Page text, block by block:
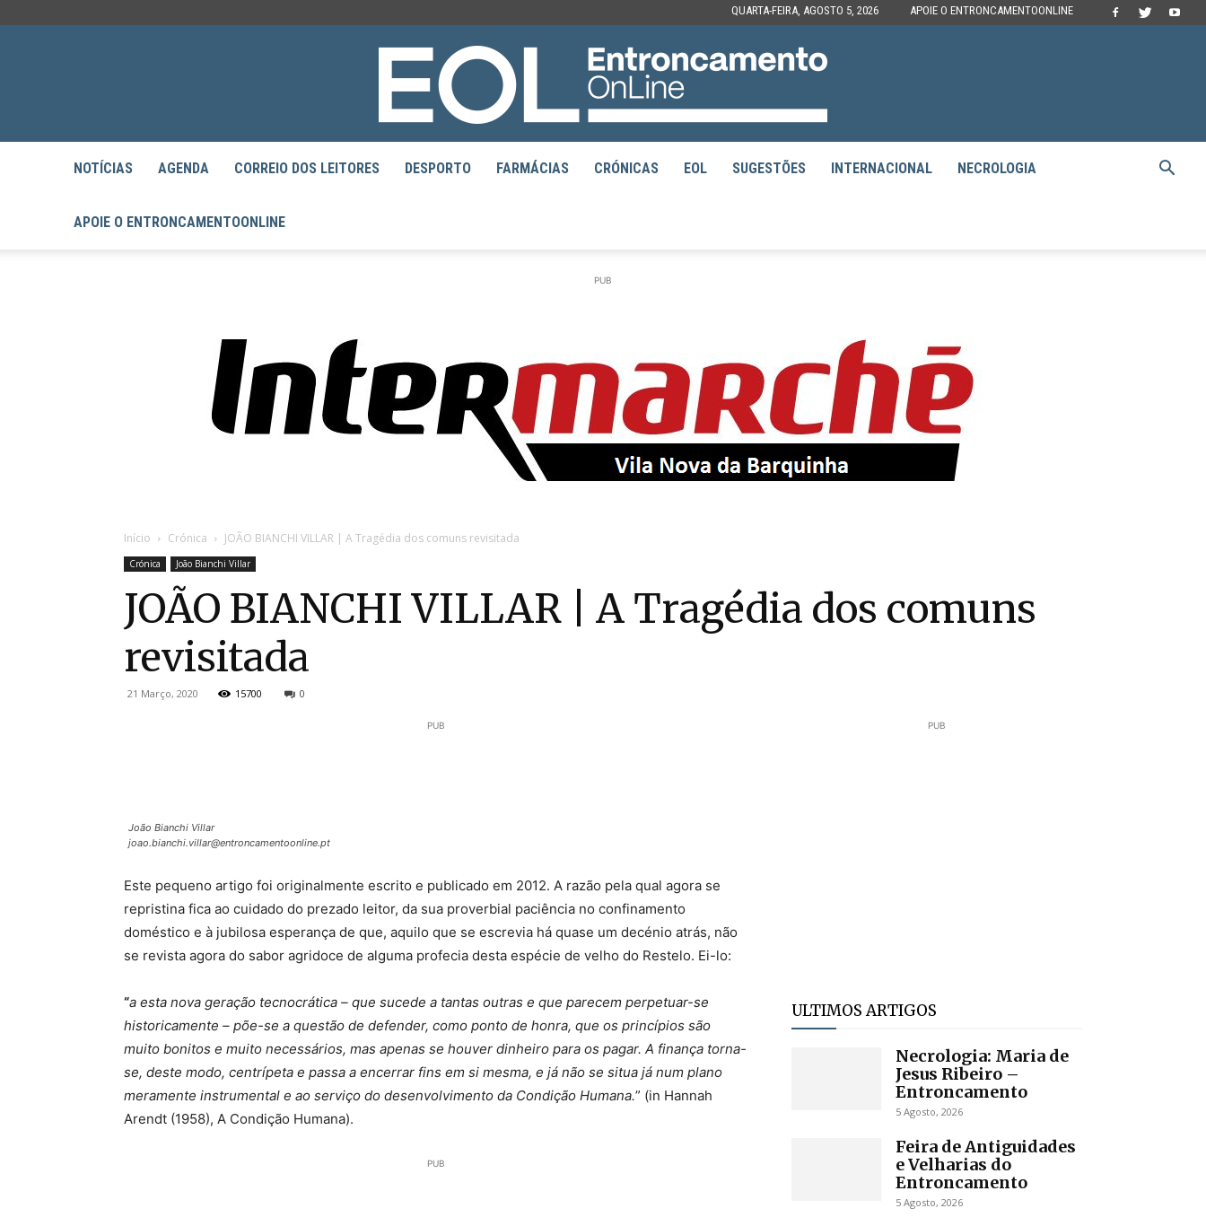
QUARTA-FEIRA, AGOSTO 5, 2026 APOIE O ENTRONCAMENTOONLINE
EntroncamentoOnline
NOTÍCIAS AGENDA CORREIO DOS LEITORES DESPORTO FARMÁCIAS CRÓNICAS EOL SUGESTÕES INTERNACIONAL NECROLOGIA
APOIE O ENTRONCAMENTOONLINE
PUB
Início Crónica JOÃO BIANCHI VILLAR | A Tragédia dos comuns revisitada
Crónica João Bianchi Villar
JOÃO BIANCHI VILLAR | A Tragédia dos comuns
revisitada
21 Março, 2020 15700 0
PUB
João Bianchi Villar
joao.bianchi.villar@entroncamentoonline.pt
Este pequeno artigo foi originalmente escrito e publicado em 2012. A razão pela qual agora se
repristina fica ao cuidado do prezado leitor, da sua proverbial paciência no confinamento
doméstico e à jubilosa esperança de que, aquilo que se escrevia há quase um decénio atrás, não
se revista agora do sabor agridoce de alguma profecia desta espécie de velho do Restelo. Ei-lo:
“a esta nova geração tecnocrática – que sucede a tantas outras e que parecem perpetuar-se
historicamente – põe-se a questão de defender, como ponto de honra, que os princípios são
muito bonitos e muito necessários, mas apenas se houver dinheiro para os pagar. A finança torna-
se, deste modo, centrípeta e passa a encerrar fins em si mesma, e já não se situa já num plano
meramente instrumental e ao serviço do desenvolvimento da Condição Humana.” (in Hannah
Arendt (1958), A Condição Humana).
PUB
PUB
ULTIMOS ARTIGOS
Necrologia: Maria de
Jesus Ribeiro –
Entroncamento
5 Agosto, 2026
Feira de Antiguidades
e Velharias do
Entroncamento
5 Agosto, 2026